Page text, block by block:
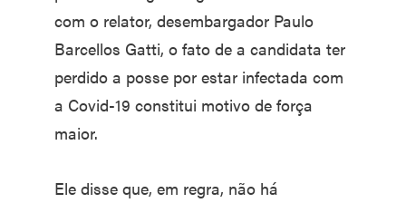
com o relator, desembargador Paulo
Barcellos Gatti, o fato de a candidata ter
perdido a posse por estar infectada com
a Covid-19 constitui motivo de força
maior.
Ele disse que, em regra, não há